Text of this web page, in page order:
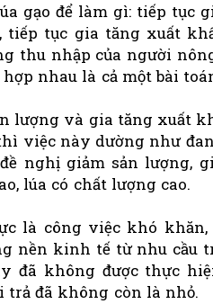
gạo để làm gì: tiếp tục
tục gia tăng xuất
thu nhập của người
nhau là cả một bài
lượng và gia tăng xuất
việc này dường như
nghị giảm sản lượng,
lúa có chất lượng cao.
là công việc khó
nền kinh tế từ nhu cầu
đã không được thực
trả đã không còn là nhỏ.